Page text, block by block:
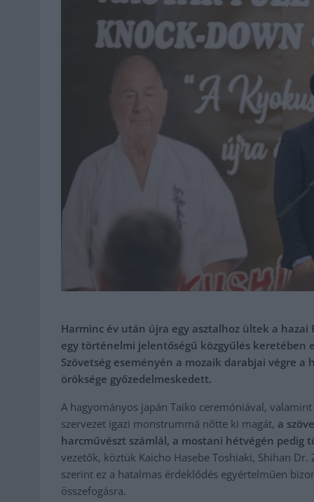
Harminc év után újra egy asztalhoz ültek a
egy történelmi jelentőségű közgyűlés keretében
Szövetség eseményén a mozaik darabjai végre
öröksége győzedelmeskedett.
A hagyományos japán Taiko ceremóniával,
szervezet igazi monstrummá nőtte ki magát, a
harcművészt számlál, a mostani hétvégén
vezetők, köztük Kaicho Hasebe Toshiaki, Shihan Dr.
szerint ez a hatalmas érdeklődés egyértelműen
összefogásra.